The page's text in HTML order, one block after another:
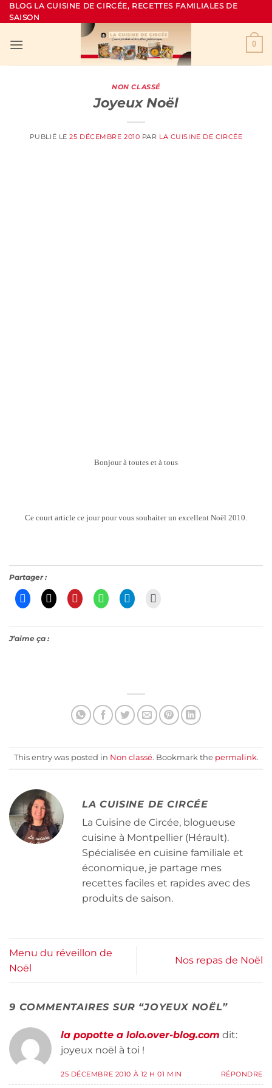
Passer
au
BLOG LA CUISINE DE CIRCÉE, RECETTES FAMILIALES DE
SAISON
0
NON CLASSÉ
Joyeux Noël
PUBLIÉ LE25 DÉCEMBRE 2010 PAR LA CUISINE DE CIRCÉE
Bonjour à toutes et à tous
Ce court article ce jour pour vous souhaiter un excellent Noël 2010.
Partager :
J’aime ça :
This entry was posted in Non classé. Bookmark the permalink.
LA CUISINE DE CIRCÉE
La Cuisine de Circée, blogueuse
cuisine à Montpellier (Hérault).
Spécialisée en cuisine familiale et
économique, je partage mes
recettes faciles et rapides avec des
produits de saison.
Menu du réveillon de
Noël
Nos repas de Noël
9 COMMENTAIRES SUR “JOYEUX NOËL”
la popotte a lolo.over-blog.com dit:
joyeux noël à toi !
25 DÉCEMBRE 2010 À 12 H 01 MIN RÉPONDRE